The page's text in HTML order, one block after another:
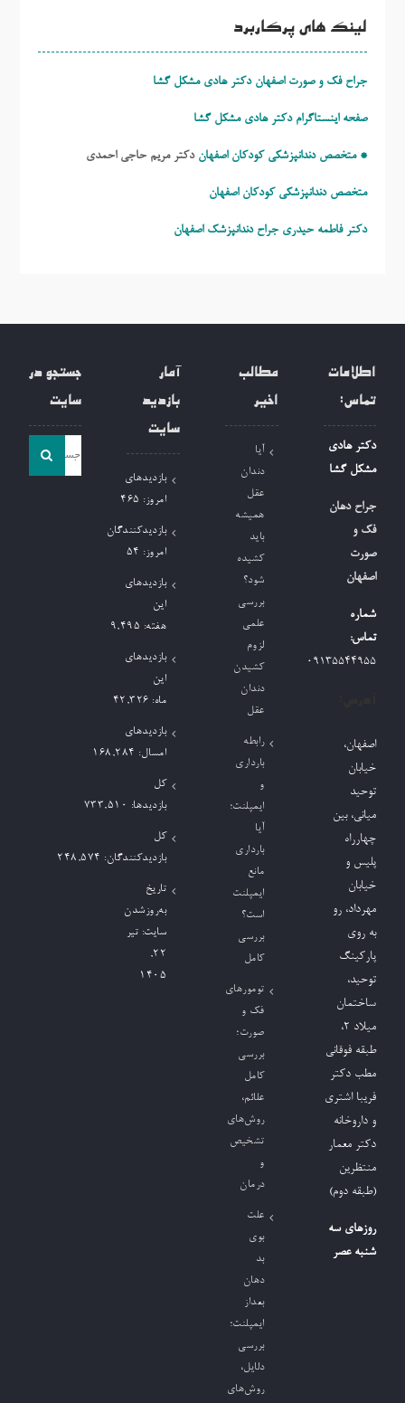
لینک های پرکاربرد
جراح فک و صورت اصفهان دکتر هادی مشکل گشا
صفحه اینستاگرام دکتر هادی مشکل گشا
* متخصص دندانپزشکی کودکان اصفهان دکتر مریم حاجی احمدی
متخصص دندانپزشکی کودکان اصفهان
دکتر فاطمه حیدری جراح دندانپزشک اصفهان
اطلاعات
تماس:
دکتر هادی
مشکل گشا
جراح دهان
فک و
صورت
اصفهان
شماره
تماس:
09135544955
اصفهان،
خیابان
توحید
میانی، بین
چهارراه
پلیس و
خیابان
مهرداد، رو
به روی
پارکینگ
توحید،
ساختمان
میلاد ٢،
طبقه فوقانی
مطب دکتر
فریبا اشتری
و داروخانه
دکتر معمار
منتظرین
(طبقه دوم)
روزهای سه
شنبه عصر
مطالب
اخیر
آیا
دندان
عقل
همیشه
باید
کشیده
شود؟
بررسی
علمی
لزوم
کشیدن
دندان
عقل
رابطه
بارداری
و
ایمپلنت؛
آیا
بارداری
مانع
ایمپلنت
است؟
بررسی
کامل
تومورهای
فک و
صورت؛
بررسی
کامل
علائم،
روش‌های
تشخیص
و
درمان
علت
بوی
بد
دهان
بعداز
ایمپلنت؛
بررسی
دلایل،
روش‌های
آمار
بازدید
سایت
بازدیدهای
امروز: 465
بازدیدکنندگان
امروز: 54
بازدیدهای
این
هفته: 9,495
بازدیدهای
این
ماه: 42,326
بازدیدهای
امسال: 168,284
کل
بازدیدها: 733,510
کل
بازدیدکنند‌گان: 248,574
تاریخ
به‌روزشدن
سایت: تیر
۲۲,
۱۴۰۵
جستجو در
سایت